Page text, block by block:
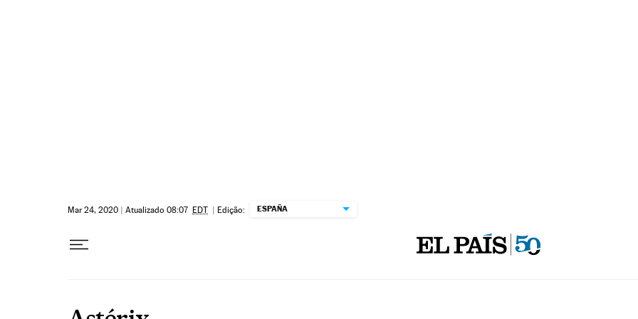
Mar 24, 2020 | Atualizado 08:07 EDT | Edição: ESPAÑA